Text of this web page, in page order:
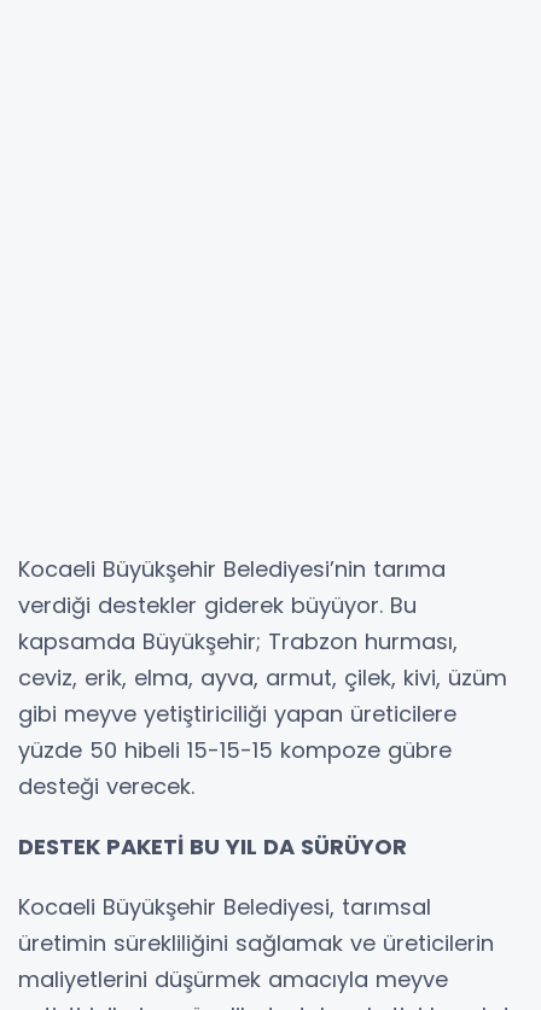
Kocaeli Büyükşehir Belediyesi’nin tarıma
verdiği destekler giderek büyüyor. Bu
kapsamda Büyükşehir; Trabzon hurması,
ceviz, erik, elma, ayva, armut, çilek, kivi, üzüm
gibi meyve yetiştiriciliği yapan üreticilere
yüzde 50 hibeli 15-15-15 kompoze gübre
desteği verecek.
DESTEK PAKETİ BU YIL DA SÜRÜYOR
Kocaeli Büyükşehir Belediyesi, tarımsal
üretimin sürekliliğini sağlamak ve üreticilerin
maliyetlerini düşürmek amacıyla meyve